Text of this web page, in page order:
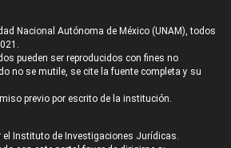
Nacional Autónoma de México (UNAM), todos
pueden ser reproducidos con fines no
no se mutile, se cite la fuente completa y su
previo por escrito de la institución.
el Instituto de Investigaciones Jurídicas.